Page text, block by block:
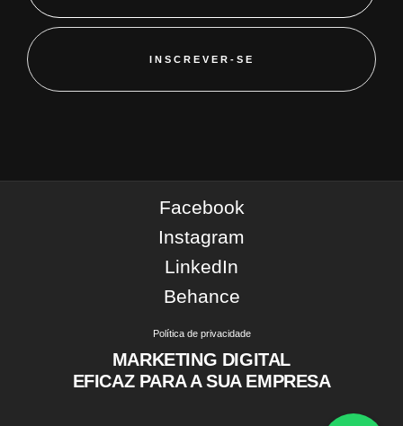
INSCREVER-SE
MARKETING DIGITAL
EFICAZ PARA A SUA EMPRESA
Facebook
Instagram
LinkedIn
Behance
Política de privacidade